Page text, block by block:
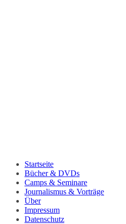
Startseite
Bücher & DVDs
Camps & Seminare
Journalismus & Vorträge
Über
Impressum
Datenschutz